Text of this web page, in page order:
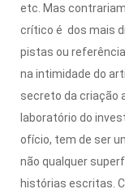
etc. Mas
crítico é dos mais
pistas ou
na intimidade do
secreto da criação
laboratório do
ofício, tem de ser
não qualquer
histórias escritas.